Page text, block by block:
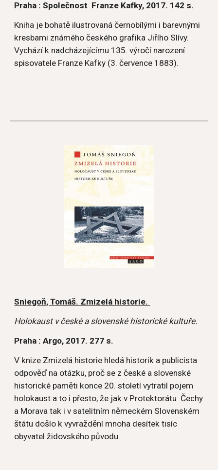
Praha : Společnost  Franze Kafky, 2017. 142 s.
Kniha je bohatě ilustrovaná černobílými i barevnými
kresbami známého českého grafika Jiřího Slívy.
Vychází k nadcházejícímu 135. výročí narození
spisovatele Franze Kafky (3. července 1883).
Sniegoň, Tomáš. Zmizelá historie.
Holokaust v české a slovenské historické kultuře.
Praha : Argo, 2017. 277 s.
V knize Zmizelá historie hledá historik a publicista
odpověď na otázku, proč se z české a slovenské
historické paměti konce 20. století vytratil pojem
holokaust a to i přesto, že jak v Protektorátu  Čechy
a Morava tak i v satelitním německém Slovenském
štátu došlo k vyvraždění mnoha desítek tisíc
obyvatel židovského původu.